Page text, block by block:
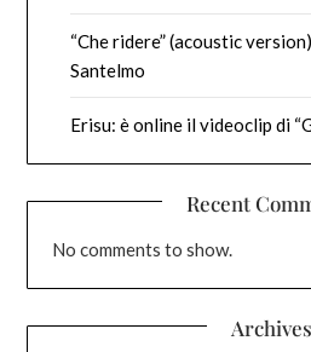
“Che ridere” (acoustic
Santelmo
Erisu: è online il videoclip di
Recent
No comments to show.
Archives